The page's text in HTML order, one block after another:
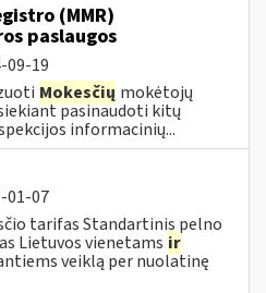
(MMR)
paslaugos
09-19
Mokesčių mokėtojų
pasinaudoti kitų
informacinių...
01-07
tarifas Standartinis pelno
Lietuvos vienetams ir
veiklą per nuolatinę